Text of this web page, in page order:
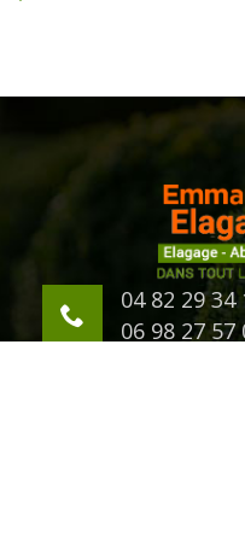
04 82 29 34
06 98 27 57